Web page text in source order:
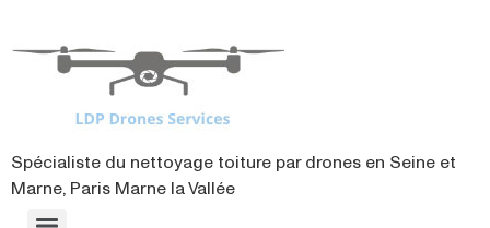
Spécialiste du nettoyage toiture par drones en Seine et
Marne, Paris Marne la Vallée